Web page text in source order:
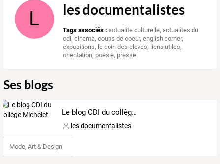
L les documentalistes
Tags associés : actualite culturelle,actualites du
cdi,cinema,coups de coeur,english corner,
expositions, le coin des eleves, liens utiles,
orientation, poesie, presse
Ses blogs
Le blog CDI du collège Michelet
les documentalistes
Mode, Art & Design